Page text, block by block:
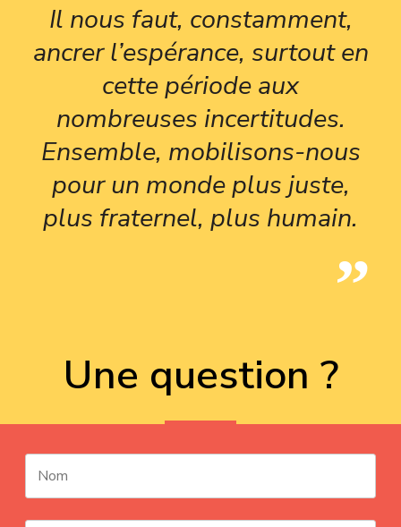
Il nous faut, constamment,
ancrer l’espérance, surtout en
cette période aux
nombreuses incertitudes.
Ensemble, mobilisons-nous
pour un monde plus juste,
plus fraternel, plus humain.
Une question ?